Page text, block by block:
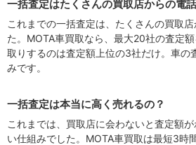
一括査定はたくさんの買取店からの電
これまでの一括査定は、たくさんの買取
た。MOTA車買取なら、最大20社の査定
取りするのは査定額上位の3社だけ。車の
みです。
一括査定は本当に高く売れるの？
これまでは、買取店に会わないと査定額
い仕組みでした。MOTA車買取は最短3時